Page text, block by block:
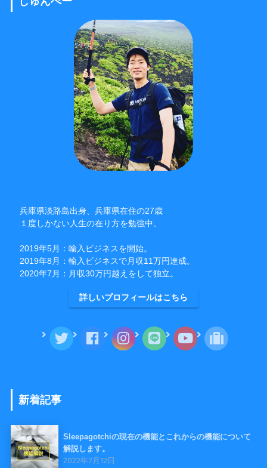
兵庫県淡路島出身、兵庫県在住の27歳
１度しかない人生の在り方を勉強中。
2019年5月：輸入ビジネスを開始。
2019年8月：輸入ビジネスで月収11万円達成。
2020年7月：月収30万円越えをして独立。
詳しいプロフィールはこちら
新着記事
Sleepagotchiの現在の機能とこれからの機能について
解説します。
2022年7月12日